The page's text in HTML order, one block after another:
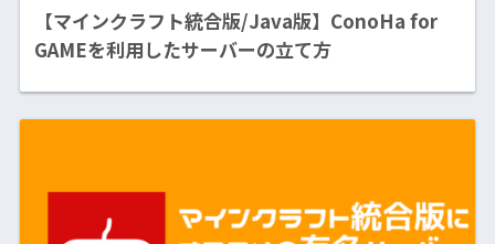
【マインクラフト統合版/Java版】ConoHa for
GAMEを利用したサーバーの立て方